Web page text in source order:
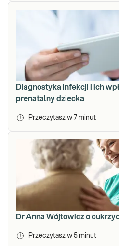
Diagnostyka infekcji i ich
prenatalny dziecka
Przeczytasz w 7 minut
Dr Anna Wójtowicz o
Przeczytasz w 5 minut